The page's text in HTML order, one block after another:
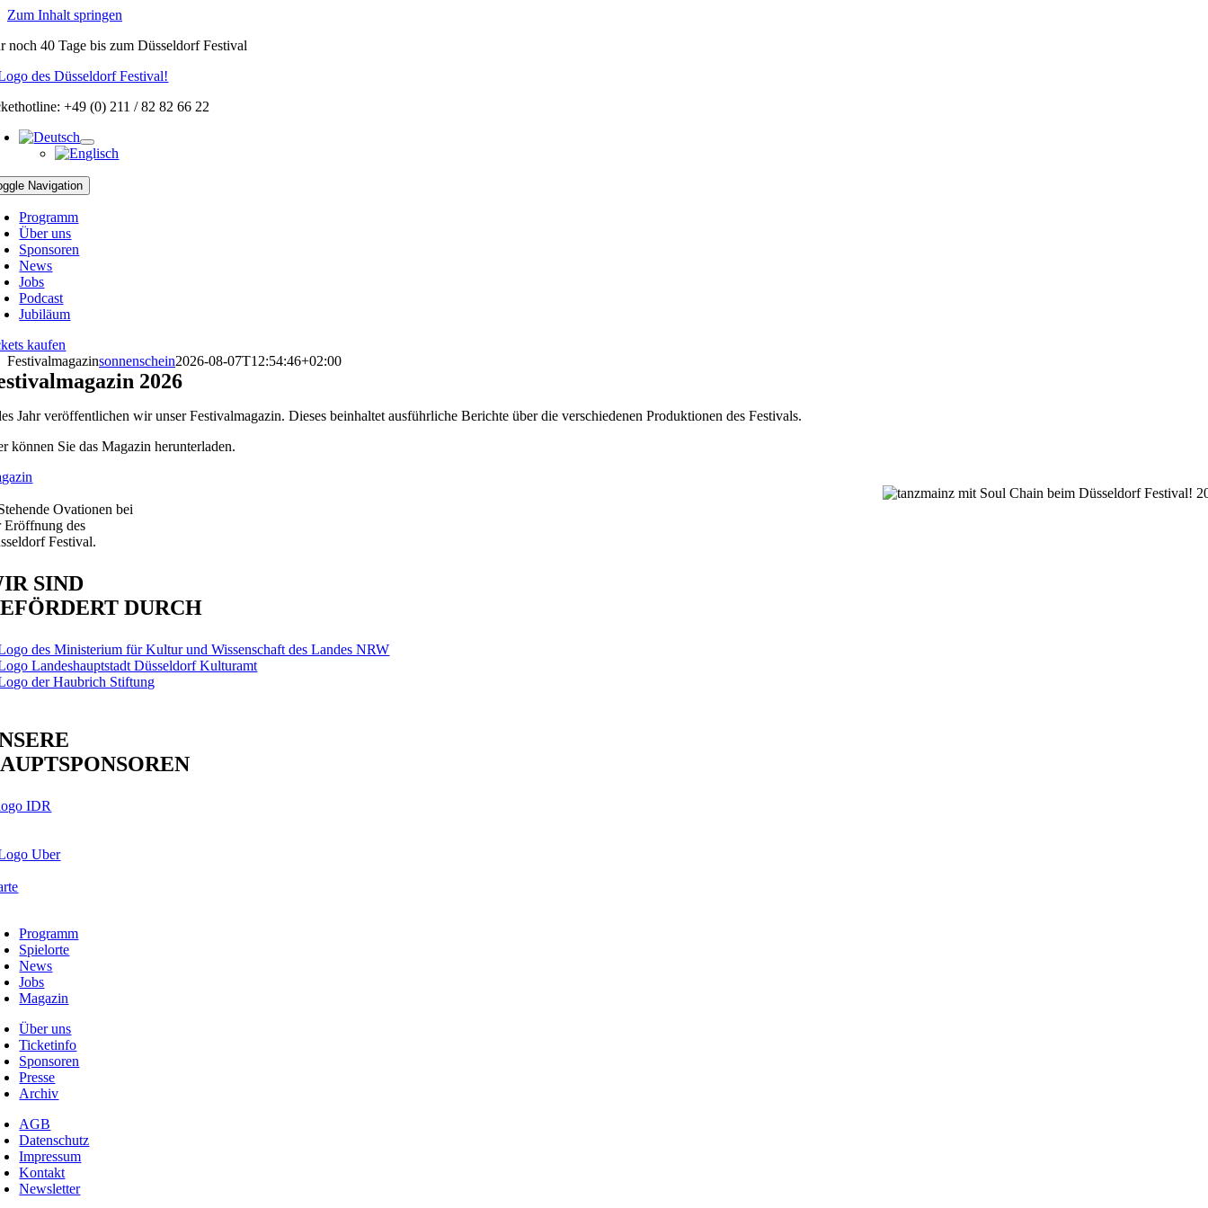
Zum Inhalt springen
noch40 Tagebis zum Düsseldorf Festival
+49 (0) 211 / 82 82 66 22
Navigation
Programm
Über uns
Sponsoren
News
Jobs
Podcast
Jubiläum
kaufen
Festivalmagazinsonnenschein2026-08-07T12:54:46+02:00
2026
Jahr veröffentlichen wir unser Festivalmagazin. Dieses beinhaltet ausführliche Berichte über die verschiedenen Produktionen des Festivals.
können Sie das Magazin herunterladen.
SIND
DURCH
Programm
Spielorte
News
Jobs
Magazin
Über uns
Ticketinfo
Sponsoren
Presse
Archiv
AGB
Datenschutz
Impressum
Kontakt
Newsletter